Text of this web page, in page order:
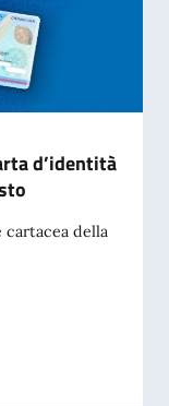
d’identità
cartacea della
d’identità cartacea